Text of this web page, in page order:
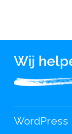
Wij
WordPress